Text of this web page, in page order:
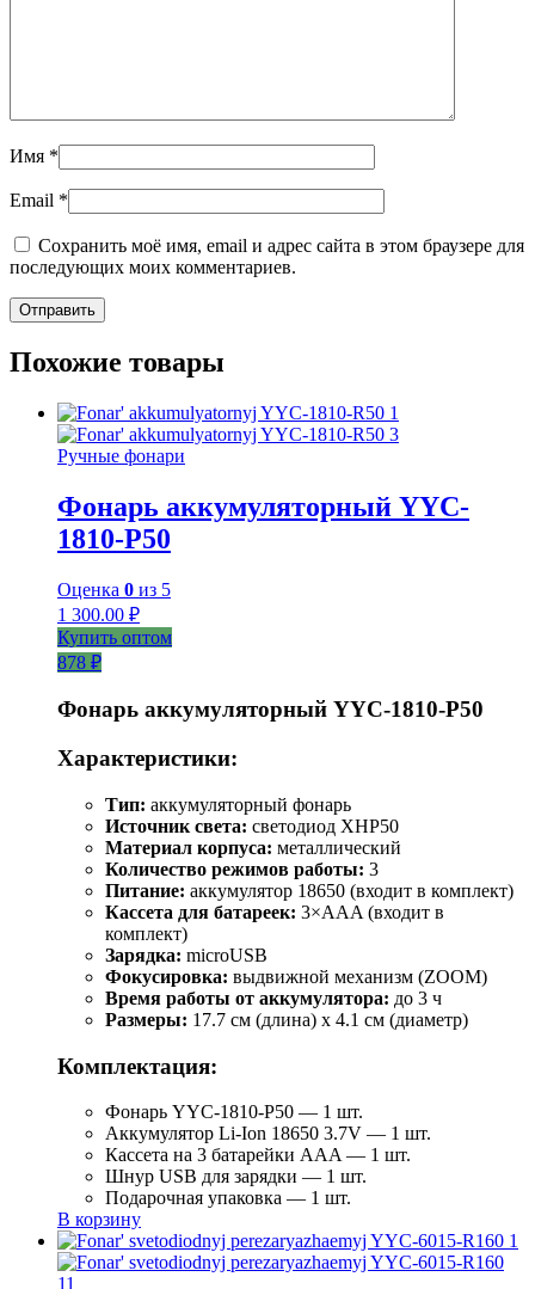
Имя *
Email *
Сохранить моё имя, email и адрес сайта в этом браузере для
последующих моих комментариев.
Похожие товары
Ручные фонари
Фонарь аккумуляторный YYC-
1810-Р50
Оценка 0 из 5
1 300.00 ₽
Купить оптом
878 ₽
Фонарь аккумуляторный YYC-1810-P50
Характеристики:
Тип: аккумуляторный фонарь
Источник света: светодиод XHP50
Материал корпуса: металлический
Количество режимов работы: 3
Питание: аккумулятор 18650 (входит в комплект)
Кассета для батареек: 3×AAA (входит в
комплект)
Зарядка: microUSB
Фокусировка: выдвижной механизм (ZOOM)
Время работы от аккумулятора: до 3 ч
Размеры: 17.7 см (длина) х 4.1 см (диаметр)
Комплектация:
Фонарь YYC-1810-P50 — 1 шт.
Аккумулятор Li-Ion 18650 3.7V — 1 шт.
Кассета на 3 батарейки AAA — 1 шт.
Шнур USB для зарядки — 1 шт.
Подарочная упаковка — 1 шт.
В корзину